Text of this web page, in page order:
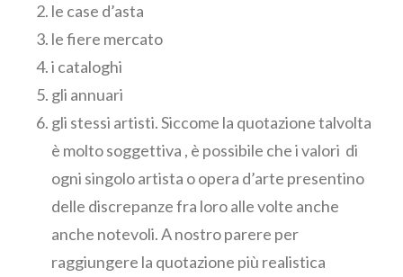
le case d’asta
le fiere mercato
i cataloghi
gli annuari
gli stessi artisti. Siccome la quotazione talvolta
è molto soggettiva , è possibile che i valori di
ogni singolo artista o opera d’arte presentino
delle discrepanze fra loro alle volte anche
anche notevoli. A nostro parere per
raggiungere la quotazione più realistica